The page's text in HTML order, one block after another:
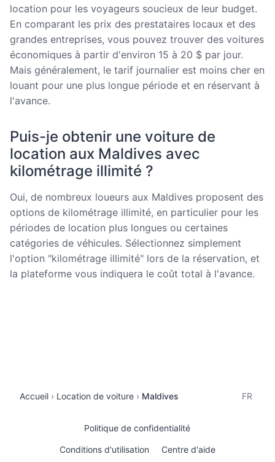
location pour les voyageurs soucieux de leur budget.
En comparant les prix des prestataires locaux et des
grandes entreprises, vous pouvez trouver des voitures
économiques à partir d'environ 15 à 20 $ par jour.
Mais généralement, le tarif journalier est moins cher en
louant pour une plus longue période et en réservant à
l'avance.
Puis-je obtenir une voiture de
location aux Maldives avec
kilométrage illimité ?
Oui, de nombreux loueurs aux Maldives proposent des
options de kilométrage illimité, en particulier pour les
périodes de location plus longues ou certaines
catégories de véhicules. Sélectionnez simplement
l'option "kilométrage illimité" lors de la réservation, et
la plateforme vous indiquera le coût total à l'avance.
Accueil Location de voiture Maldives FR
Politique de confidentialité
Conditions d'utilisation Centre d'aide